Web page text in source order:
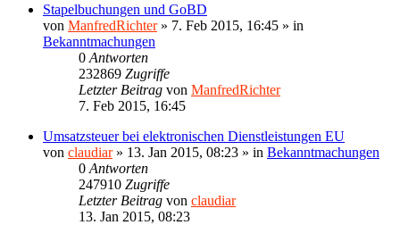
Stapelbuchungen und GoBD
von ManfredRichter» 7. Feb 2015, 16:45 » in
Bekanntmachungen
0 Antworten
232869 Zugriffe
Letzter Beitrag von ManfredRichter
7. Feb 2015, 16:45
Umsatzsteuer bei elektronischen Dienstleistungen EU
von claudiar» 13. Jan 2015, 08:23 » in Bekanntmachungen
0 Antworten
247910 Zugriffe
Letzter Beitrag von claudiar
13. Jan 2015, 08:23